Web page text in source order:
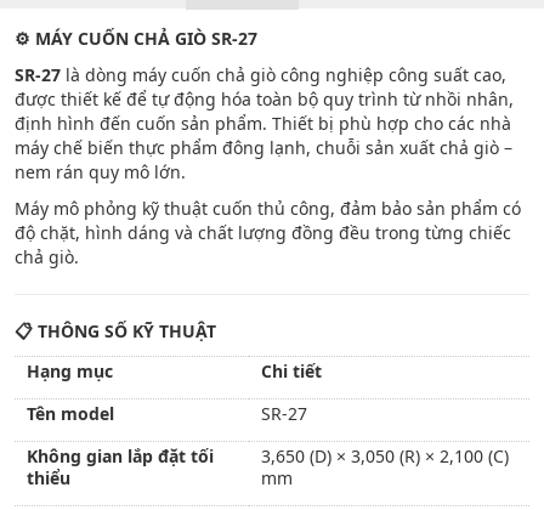
⚙ ️ MÁY CUỐN CHẢ GIÒ SR-27
SR-27là dòng máy cuốn chả giò công nghiệp công suất cao,
được thiết kế để tự động hóa toàn bộ quy trình từ nhồi nhân,
định hình đến cuốn sản phẩm. Thiết bị phù hợp cho các nhà
máy chế biến thực phẩm đông lạnh, chuỗi sản xuất chả giò –
nem rán quy mô lớn.
Máy mô phỏng kỹ thuật cuốn thủ công, đảm bảo sản phẩm có
độ chặt, hình dáng và chất lượng đồng đều trong từng chiếc
chả giò.
📋THÔNG SỐ KỸ THUẬT
Hạng mục
Chi tiết
Tên model
SR-27
Không gian lắp đặt tối
thiểu
3,650 (D) × 3,050 (R) × 2,100 (C)
mm